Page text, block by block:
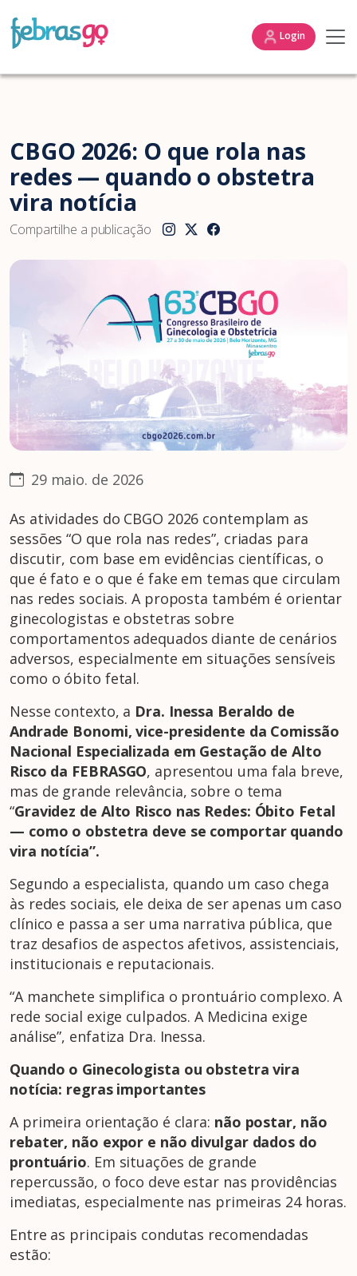
Login
CBGO 2026: O que rola nas
redes — quando o obstetra
vira notícia
Compartilhe a publicação
29 maio. de 2026
As atividades do CBGO 2026 contemplam as
sessões “O que rola nas redes”, criadas para
discutir, com base em evidências científicas, o
que é fato e o que é fake em temas que circulam
nas redes sociais. A proposta também é orientar
ginecologistas e obstetras sobre
comportamentos adequados diante de cenários
adversos, especialmente em situações sensíveis
como o óbito fetal.
Nesse contexto, a Dra. Inessa Beraldo de
Andrade Bonomi, vice-presidente da Comissão
Nacional Especializada em Gestação de Alto
Risco da FEBRASGO, apresentou uma fala breve,
mas de grande relevância, sobre o tema
“Gravidez de Alto Risco nas Redes: Óbito Fetal
— como o obstetra deve se comportar quando
vira notícia”.
Segundo a especialista, quando um caso chega
às redes sociais, ele deixa de ser apenas um caso
clínico e passa a ser uma narrativa pública, que
traz desafios de aspectos afetivos, assistenciais,
institucionais e reputacionais.
“A manchete simplifica o prontuário complexo. A
rede social exige culpados. A Medicina exige
análise”, enfatiza Dra. Inessa.
Quando o Ginecologista ou obstetra vira
notícia: regras importantes
A primeira orientação é clara: não postar, não
rebater, não expor e não divulgar dados do
prontuário. Em situações de grande
repercussão, o foco deve estar nas providências
imediatas, especialmente nas primeiras 24 horas.
Entre as principais condutas recomendadas
estão: